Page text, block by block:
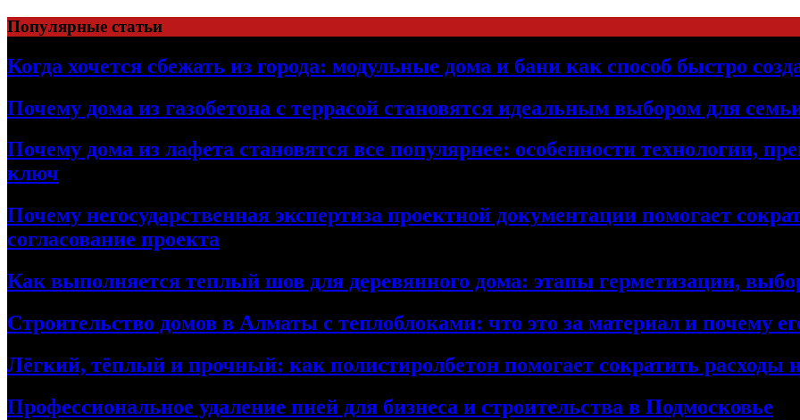
Перейти
к
содержимому
Популярные статьи
Когда хочется сбежать из города: модульные дома и бани как способ быстро
Почему дома из газобетона с террасой становятся идеальным выбором для
Почему дома из лафета становятся все популярнее: особенности технологии,
ключ
Почему негосударственная экспертиза проектной документации помогает
согласование проекта
Как выполняется теплый шов для деревянного дома: этапы герметизации,
Строительство домов в Алматы с теплоблоками: что это за материал и почему
Лёгкий, тёплый и прочный: как полистиролбетон помогает сократить расходы
Профессиональное удаление пней для бизнеса и строительства в Подмосковье